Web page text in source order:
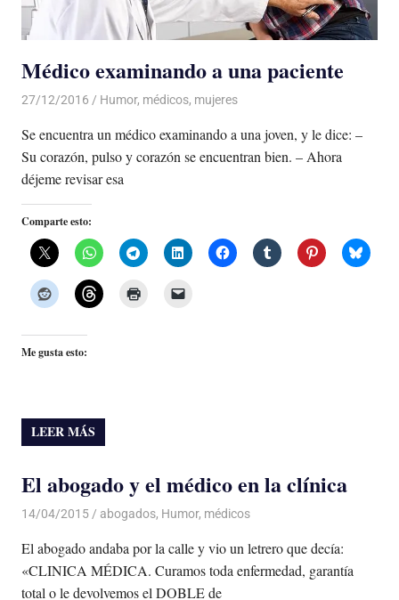
Médico examinando a una paciente
27/12/2016 Luis Castellanos
Humor, médicos, mujeres
Se encuentra un médico examinando a una joven, y le dice: –
Su corazón, pulso y corazón se encuentran bien. – Ahora
déjeme revisar esa
Comparte esto:
Me gusta esto:
LEER MÁS
El abogado y el médico en la clínica
14/04/2015 Luis Castellanos
abogados, Humor, médicos
El abogado andaba por la calle y vio un letrero que decía:
«CLINICA MÉDICA. Curamos toda enfermedad, garantía
total o le devolvemos el DOBLE de